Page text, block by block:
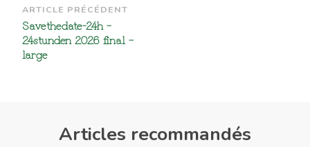
Navigation
d’article
ARTICLE PRÉCÉDENT
Savethedate-24h –
24stunden 2026 final –
large
Articles recommandés